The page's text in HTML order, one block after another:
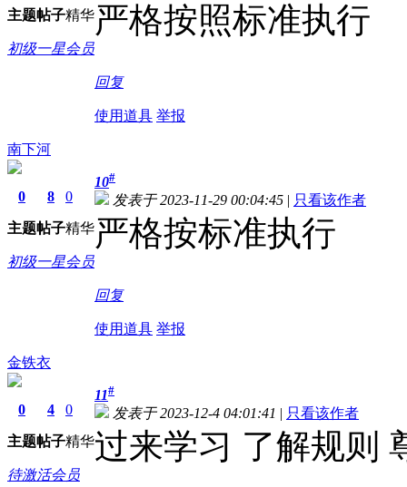
主题帖子精华
初级一星会员
严格按照标准执行
回复
使用道具 举报
南下河
0
主题
8
帖子
0
精华
初级一星会员
10#
发表于 2023-11-29 00:04:45 | 只看该作者
严格按标准执行
回复
使用道具 举报
金铁衣
0
主题
4
帖子
0
精华
待激活会员
11#
发表于 2023-12-4 04:01:41 | 只看该作者
过来学习 了解规则